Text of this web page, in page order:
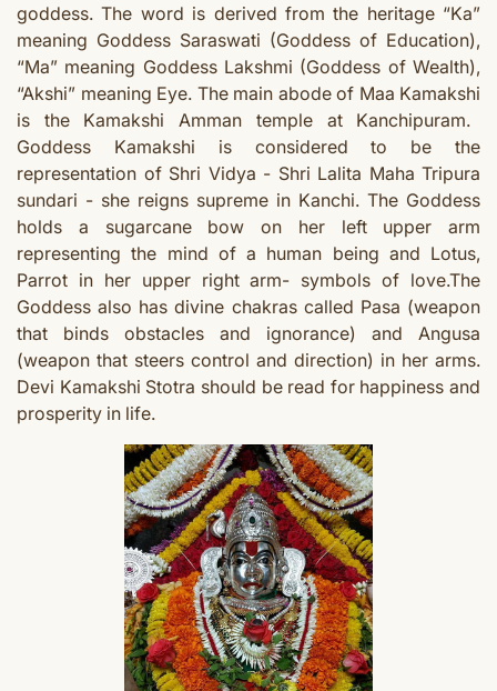
goddess. The word is derived from the heritage “Ka”
meaning Goddess Saraswati (Goddess of Education),
“Ma” meaning GoddessLakshmi (Goddess of Wealth),
“Akshi” meaning Eye. The main abode of Maa Kamakshi
is the
Kamakshi Amman temple at Kanchipuram.
Goddess Kamakshi is considered to be the
representation of Shri Vidya - Shri Lalita Maha Tripura
sundari - she reigns supreme in Kanchi. The Goddess
holds a sugarcane bow on her left upper arm
representing the mind of a human being and Lotus,
Parrot in her upper right arm- symbols of love.The
Goddess also has divine chakras called Pasa (weapon
that binds obstacles and ignorance) and Angusa
(weapon that steers control and direction) in her arms.
Devi Kamakshi Stotra should be read for happiness and
prosperity in life.